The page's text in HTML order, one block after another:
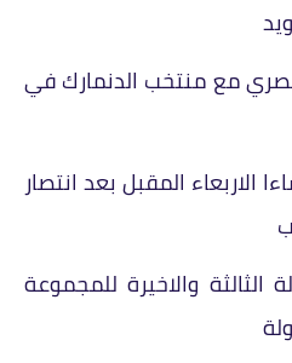
مع منتخب الدنمارك في
الاربعاء المقبل بعد انتصار
الثالثة والاخيرة للمجموعة